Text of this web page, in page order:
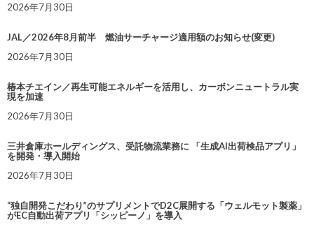
2026年7月30日
JAL／2026年8月前半 燃油サーチャージ適用額のお知らせ(変更)
2026年7月30日
椿本チエイン／再生可能エネルギーを活用し、カーボンニュートラル実
現を加速
2026年7月30日
三井倉庫ホールディングス、受託物流業務に 「生成AI出荷検品アプリ」
を開発・導入開始
2026年7月30日
“独自開発こだわり”のサプリメントでD2C展開する「ウェルモット製薬」
がEC自動出荷アプリ「シッピーノ」を導入